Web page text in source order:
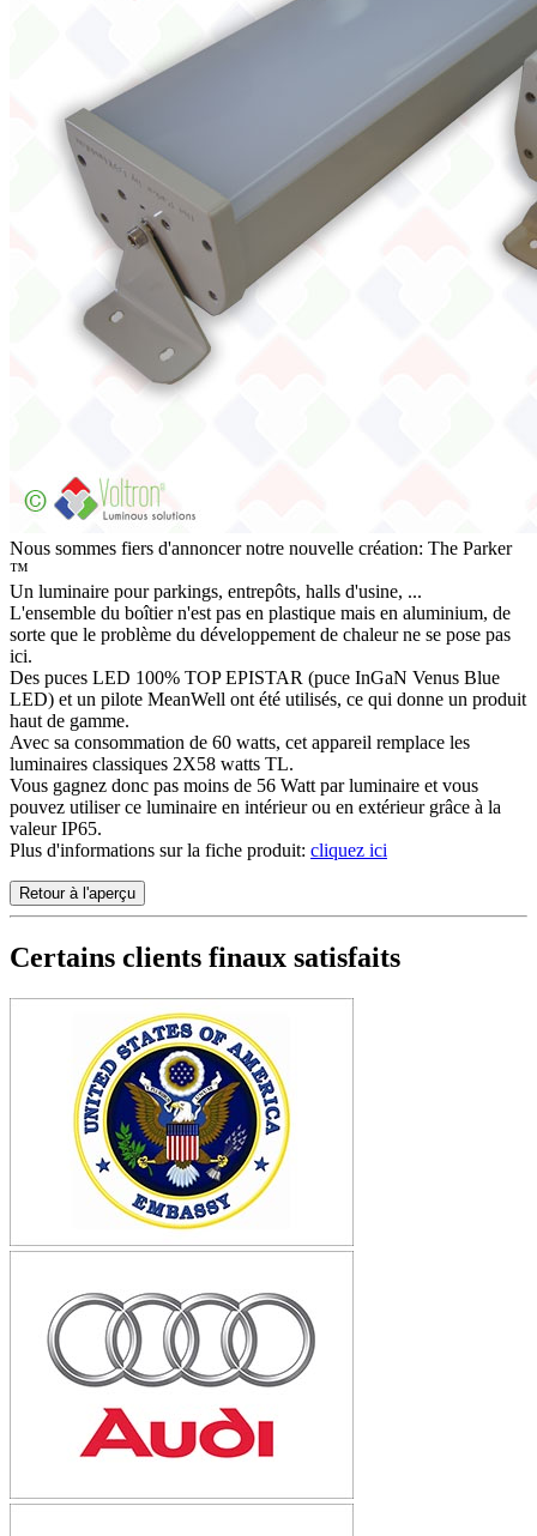
Nous sommes fiers d'annoncer notre nouvelle création: The Parker
™
Un luminaire pour parkings, entrepôts, halls d'usine, ...
L'ensemble du boîtier n'est pas en plastique mais en aluminium, de
sorte que le problème du développement de chaleur ne se pose pas
ici.
Des puces LED 100% TOP EPISTAR (puce InGaN Venus Blue
LED) et un pilote MeanWell ont été utilisés, ce qui donne un produit
haut de gamme.
Avec sa consommation de 60 watts, cet appareil remplace les
luminaires classiques 2X58 watts TL.
Vous gagnez donc pas moins de 56 Watt par luminaire et vous
pouvez utiliser ce luminaire en intérieur ou en extérieur grâce à la
valeur IP65.
Plus d'informations sur la fiche produit: cliquez ici
Retour à l'aperçu
Certains clients finaux satisfaits